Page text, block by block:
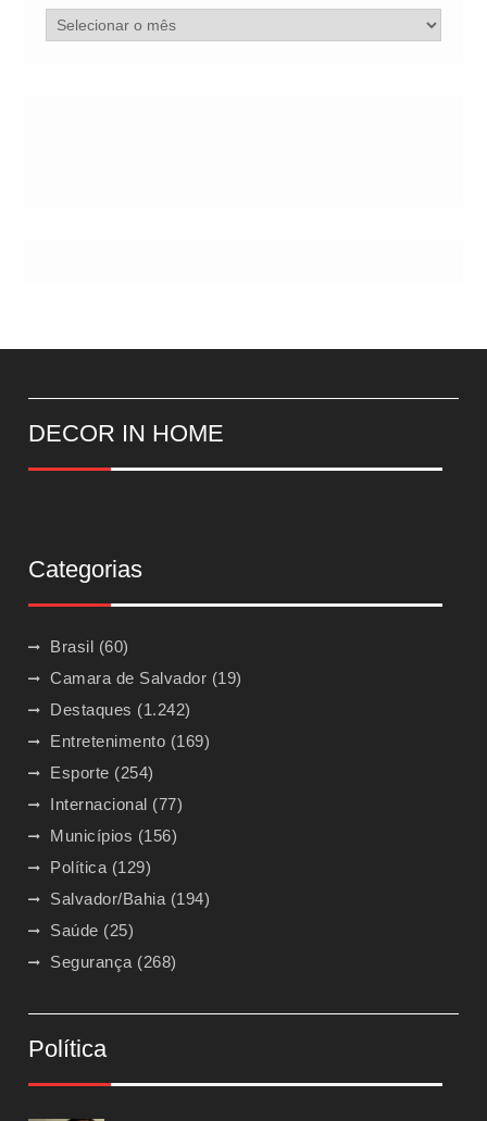
Arquivo
de
DECOR IN HOME
Categorias
Brasil (60)
Camara de Salvador (19)
Destaques (1.242)
Entretenimento (169)
Esporte (254)
Internacional (77)
Municípios (156)
Política (129)
Salvador/Bahia (194)
Saúde (25)
Segurança (268)
Política